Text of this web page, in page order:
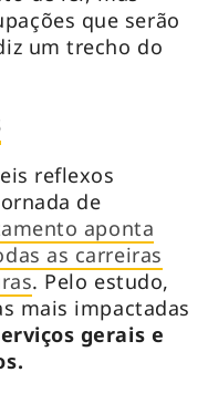
que serão
um trecho do
reflexos
de
aponta
as carreiras
. Pelo estudo,
mais impactadas
gerais e